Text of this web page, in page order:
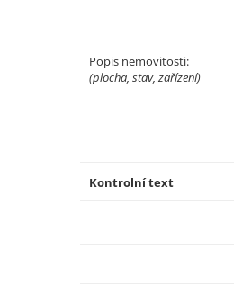
Popis nemovitosti:
(plocha, stav, zařízení)
Kontrolní text